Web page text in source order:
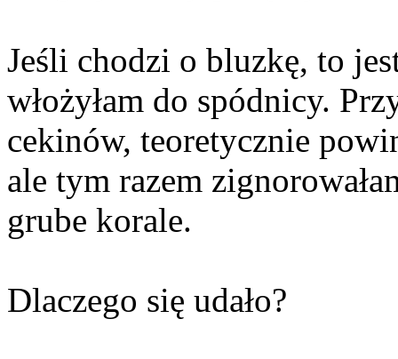
Jeśli chodzi o bluzkę, to
włożyłam do spódnicy.
cekinów, teoretycznie
ale tym razem
grube korale.
Dlaczego się udało?